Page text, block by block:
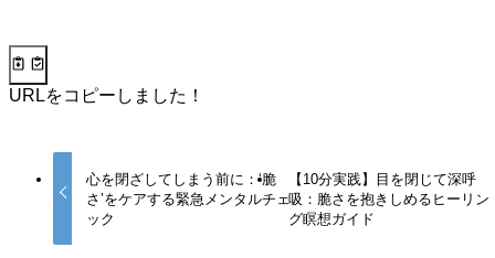
URLをコピーしました！
心を閉ざしてしまう前に：‘脆
さ’をケアする緊急メンタルチェ
ック
【10分実践】目を閉じて深呼
吸：脆さを抱きしめるヒーリン
グ瞑想ガイド